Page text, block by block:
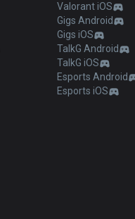
Valorant iOS
Gigs Android
Gigs iOS
TalkG Android
TalkG iOS
Esports Android
Esports iOS